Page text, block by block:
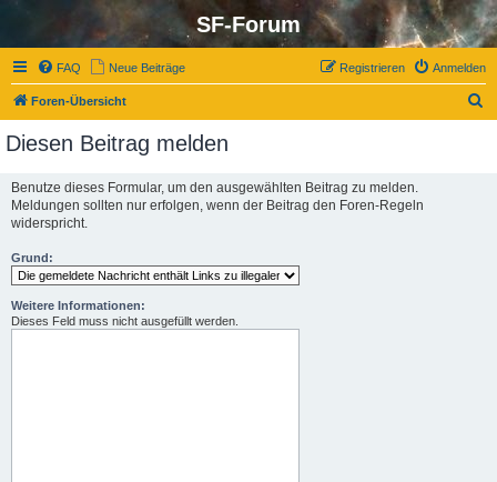
SF-Forum
FAQ Neue Beiträge Anmelden
Registrieren
Foren-Übersicht
Diesen Beitrag melden
Benutze dieses Formular, um den ausgewählten Beitrag zu melden.
Meldungen sollten nur erfolgen, wenn der Beitrag den Foren-Regeln
widerspricht.
Grund:
Weitere Informationen:
Dieses Feld muss nicht ausgefüllt werden.